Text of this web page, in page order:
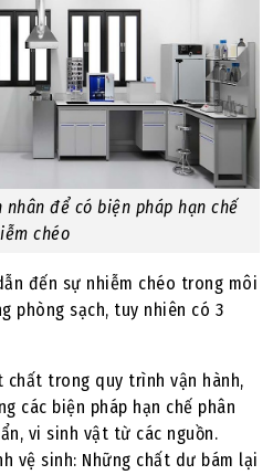
nhân để có biện pháp hạn chế
chéo
đến sự nhiễm chéo trong môi
phòng sạch, tuy nhiên có 3
trong quy trình vận hành,
các biện pháp hạn chế phân
vi sinh vật từ các nguồn.
vệ sinh: Những chất dư bám lại